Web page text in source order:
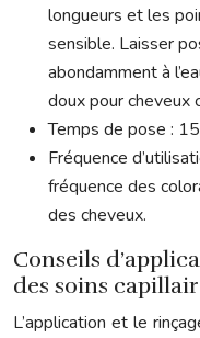
longueurs et les
sensible. Laisser
abondamment à
doux pour cheveux
Temps de pose :
Fréquence
fréquence des
des cheveux.
Conseils
des soins
L’application et le